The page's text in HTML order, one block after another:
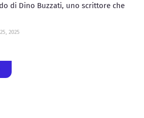
di Dino Buzzati, uno scrittore che
2025